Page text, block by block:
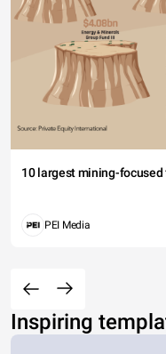
10 largest mining-
PEI Media
Inspiring